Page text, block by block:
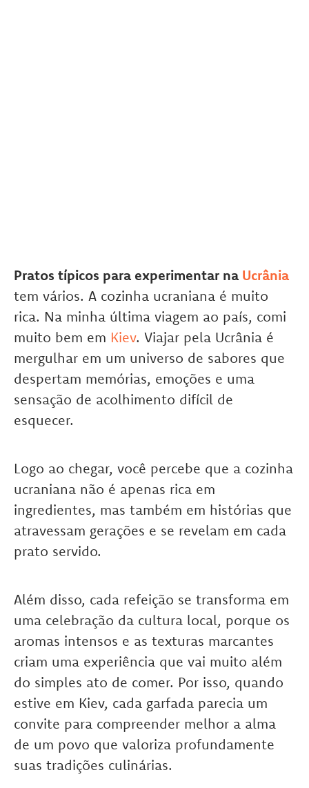
Pratos típicos para experimentar na Ucrânia
tem vários. A cozinha ucraniana é muito
rica. Na minha última viagem ao país, comi
muito bem em Kiev. Viajar pela Ucrânia é
mergulhar em um universo de sabores que
despertam memórias, emoções e uma
sensação de acolhimento difícil de
esquecer.
Logo ao chegar, você percebe que a cozinha
ucraniana não é apenas rica em
ingredientes, mas também em histórias que
atravessam gerações e se revelam em cada
prato servido.
Além disso, cada refeição se transforma em
uma celebração da cultura local, porque os
aromas intensos e as texturas marcantes
criam uma experiência que vai muito além
do simples ato de comer. Por isso, quando
estive em Kiev, cada garfada parecia um
convite para compreender melhor a alma
de um povo que valoriza profundamente
suas tradições culinárias.